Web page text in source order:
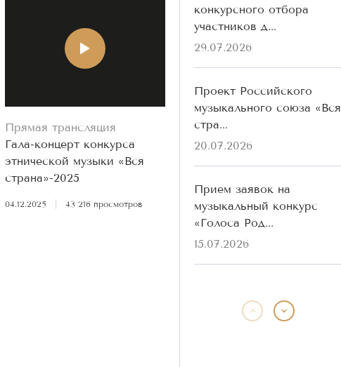
Прямая трансляция
Гала-концерт конкурса
этнической музыки «Вся
страна»-2025
04.12.2025 43 216 просмотров
конкурсного отбора
участников д...
29.07.2026
Проект Российского
музыкального союза «Вся
стра...
20.07.2026
Прием заявок на
музыкальный конкурс
«Голоса Род...
15.07.2026
«Голоса Родины» разных